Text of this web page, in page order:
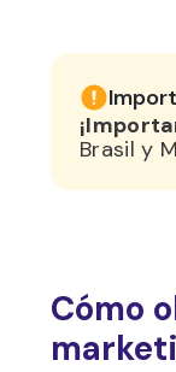
Brasil y
Cómo